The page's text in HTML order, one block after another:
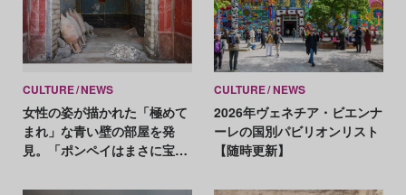
CULTURE NEWS
女性の姿が描かれた「極めて
まれ」な青い壁の部屋を発
見。「ポンペイはまさに宝
CULTURE NEWS
2026年ヴェネチア・ビエンナ
ーレの国別パビリオンリスト
【随時更新】